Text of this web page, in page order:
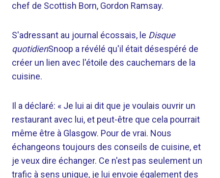
chef de Scottish Born, Gordon Ramsay.
S'adressant au journal écossais, le Disque
quotidienSnoop a révélé qu'il était désespéré de
créer un lien avec l'étoile des cauchemars de la
cuisine.
Il a déclaré: « Je lui ai dit que je voulais ouvrir un
restaurant avec lui, et peut-être que cela pourrait
même être à Glasgow. Pour de vrai. Nous
échangeons toujours des conseils de cuisine, et
je veux dire échanger. Ce n'est pas seulement un
trafic à sens unique, je lui envoie également des